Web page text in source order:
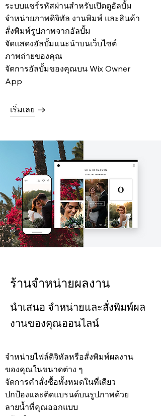
ระบบแชร์รหัสผ่านสำหรับเปิดดูอัลบั้ม
จำหน่ายภาพดิจิทัล งานพิมพ์ และสินค้า
สั่งพิมพ์รูปภาพจากอัลบั้ม
จัดแสดงอัลบั้มแนะนำบนเว็บไซต์
ภาพถ่ายของคุณ
จัดการอัลบั้มของคุณบน Wix Owner
App
เริ่มเลย
ร้านจำหน่ายผลงาน
นำเสนอ จำหน่ายและสั่งพิมพ์ผล
งานของคุณออนไลน์
จำหน่ายไฟล์ดิจิทัลหรือสั่งพิมพ์ผลงาน
ของคุณในขนาดต่าง ๆ
จัดการคำสั่งซื้อทั้งหมดในที่เดียว
ปกป้องและติดแบรนด์บนรูปภาพด้วย
ลายน้ำที่คุณออกแบบ